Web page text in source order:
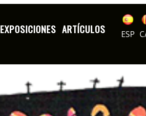
EXPOSICIONES ARTÍCULOS ESP
DIBUJOS